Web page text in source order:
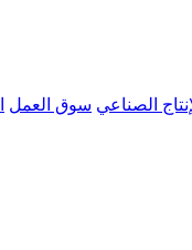
الصناعي سوق العمل